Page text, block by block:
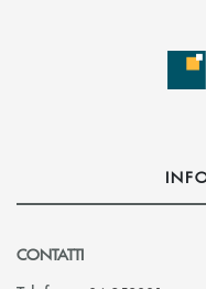
CONTATTI